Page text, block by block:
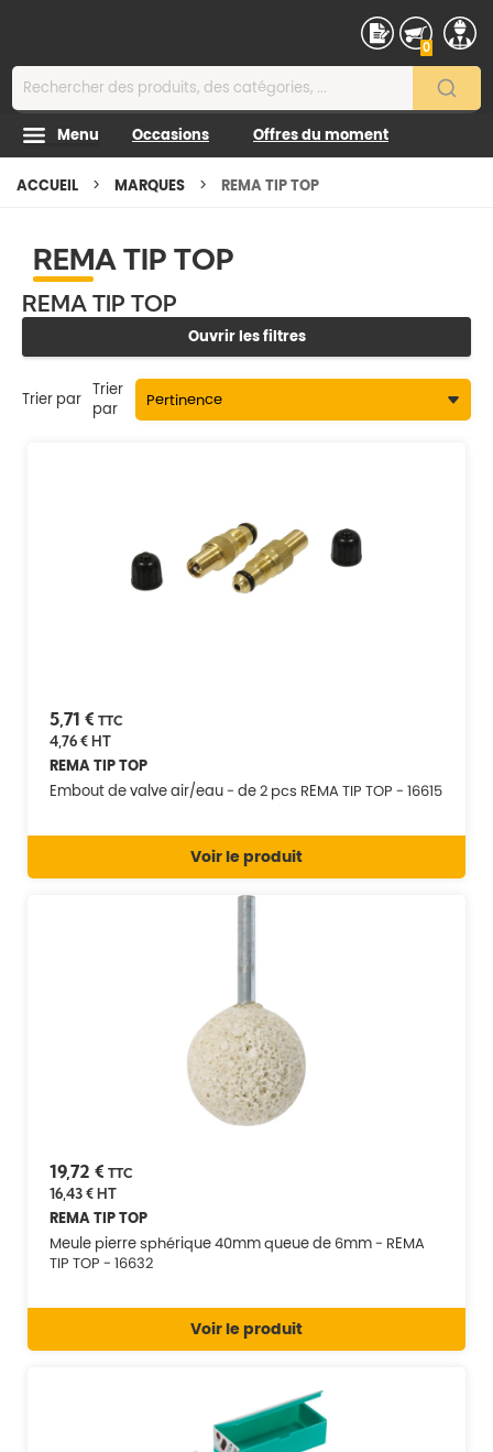
0
Menu Occasions Offres du moment
ACCUEIL MARQUES REMA TIP TOP
REMA TIP TOP
REMA TIP TOP
Ouvrir les filtres
Trier par Trier
par
5,71 € TTC
4,76 €HT
REMA TIP TOP
Embout de valve air/eau - de 2 pcs REMA TIP TOP - 16615
Voir le produit
19,72 € TTC
16,43 €HT
REMA TIP TOP
Meule pierre sphérique 40mm queue de 6mm - REMA
TIP TOP - 16632
Voir le produit